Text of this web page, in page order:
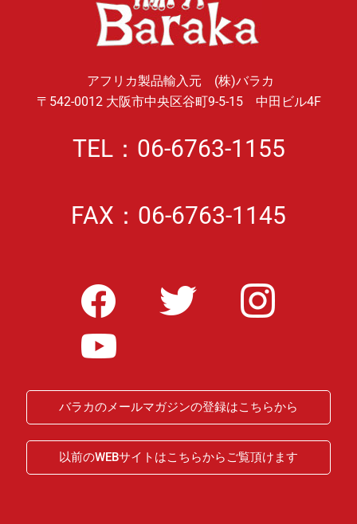
アフリカ製品輸入元 (株)バラカ
〒542-0012 大阪市中央区谷町9-5-15 中田ビル4F
TEL：06-6763-1155
FAX：06-6763-1145
バラカのメールマガジンの登録はこちらから
以前のWEBサイトはこちらからご覧頂けます